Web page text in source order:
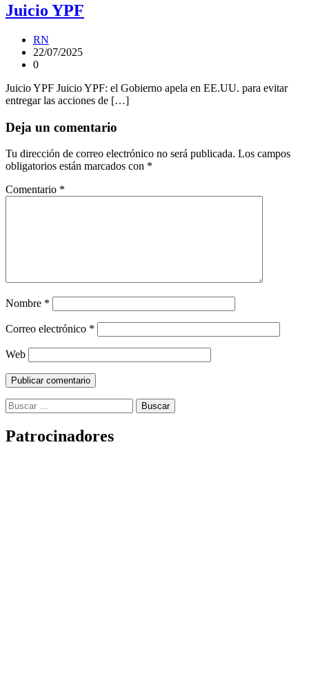
Juicio YPF
RN
22/07/2025
0
Juicio YPF Juicio YPF: el Gobierno apela en EE.UU. para evitar
entregar las acciones de […]
Deja un comentario
Tu dirección de correo electrónico no será publicada. Los campos
obligatorios están marcados con *
Comentario *
Nombre *
Correo electrónico *
Web
Buscar:
Patrocinadores